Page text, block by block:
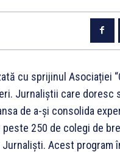
cu sprijinul Asociației
Jurnaliștii care doresc
de a-și consolida
250 de colegi de
Acest program